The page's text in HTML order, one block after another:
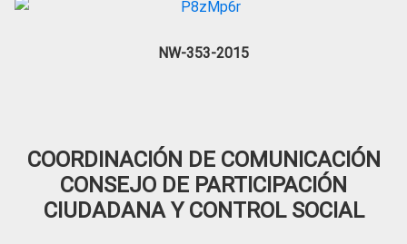
NW-353-2015
COORDINACIÓN DE COMUNICACIÓN
CONSEJO DE PARTICIPACIÓN
CIUDADANA Y CONTROL SOCIAL